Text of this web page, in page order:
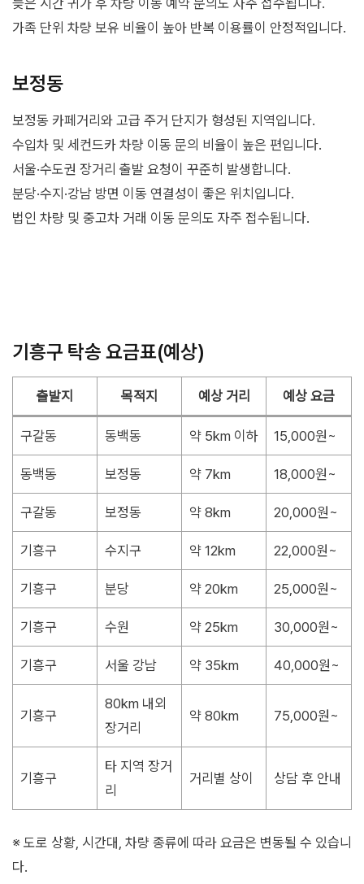
늦은 시간 귀가 후 차량 이동 예약 문의도 자주 접수됩니다.
가족 단위 차량 보유 비율이 높아 반복 이용률이 안정적입니다.
보정동
보정동 카페거리와 고급 주거 단지가 형성된 지역입니다.
수입차 및 세컨드카 차량 이동 문의 비율이 높은 편입니다.
서울·수도권 장거리 출발 요청이 꾸준히 발생합니다.
분당·수지·강남 방면 이동 연결성이 좋은 위치입니다.
법인 차량 및 중고차 거래 이동 문의도 자주 접수됩니다.
기흥구 탁송 요금표(예상)
출발지 목적지 예상 거리 예상 요금
구갈동 동백동 약 5km 이하 15,000원~
동백동 보정동 약 7km 18,000원~
구갈동 보정동 약 8km 20,000원~
기흥구 수지구 약 12km 22,000원~
기흥구 분당 약 20km 25,000원~
기흥구 수원 약 25km 30,000원~
기흥구 서울 강남 약 35km 40,000원~
기흥구
80km 내외
장거리
약 80km 75,000원~
기흥구
타 지역 장거
리
거리별 상이 상담 후 안내
※ 도로 상황, 시간대, 차량 종류에 따라 요금은 변동될 수 있습니
다.